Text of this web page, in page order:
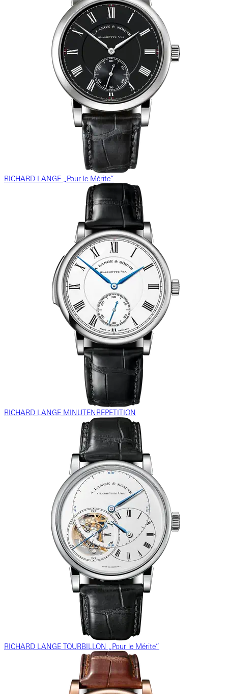
RICHARD LANGE „Pour le Mérite”
RICHARD LANGE MINUTENREPETITION
RICHARD LANGE TOURBILLON „Pour le Mérite”